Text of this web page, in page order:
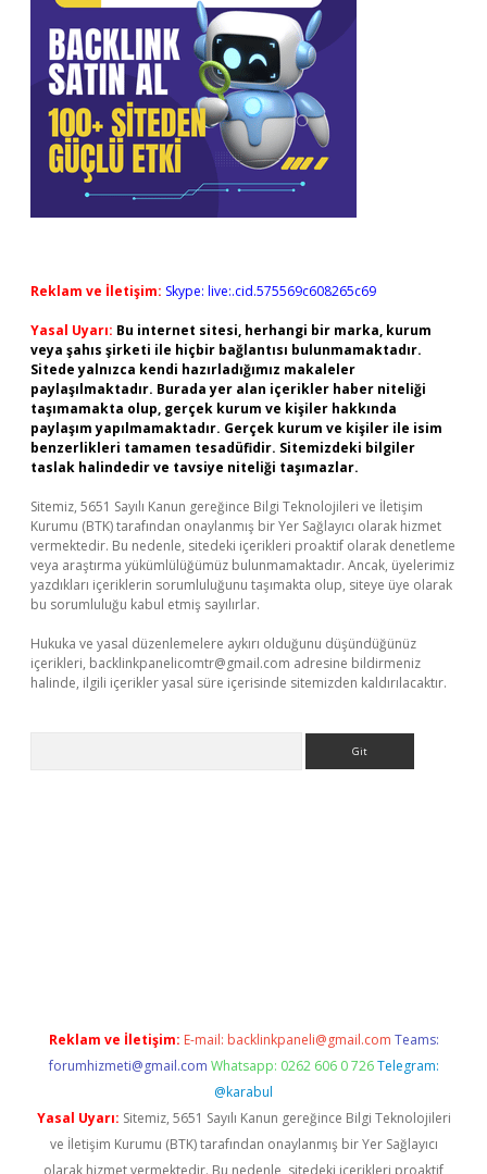
Reklam ve İletişim: Skype: live:.cid.575569c608265c69
Yasal Uyarı: Bu internet sitesi, herhangi bir marka, kurum
veya şahıs şirketi ile hiçbir bağlantısı bulunmamaktadır.
Sitede yalnızca kendi hazırladığımız makaleler
paylaşılmaktadır. Burada yer alan içerikler haber niteliği
taşımamakta olup, gerçek kurum ve kişiler hakkında
paylaşım yapılmamaktadır. Gerçek kurum ve kişiler ile isim
benzerlikleri tamamen tesadüfidir. Sitemizdeki bilgiler
taslak halindedir ve tavsiye niteliği taşımazlar.
Sitemiz, 5651 Sayılı Kanun gereğince Bilgi Teknolojileri ve İletişim
Kurumu (BTK) tarafından onaylanmış bir Yer Sağlayıcı olarak hizmet
vermektedir. Bu nedenle, sitedeki içerikleri proaktif olarak denetleme
veya araştırma yükümlülüğümüz bulunmamaktadır. Ancak, üyelerimiz
yazdıkları içeriklerin sorumluluğunu taşımakta olup, siteye üye olarak
bu sorumluluğu kabul etmiş sayılırlar.
Hukuka ve yasal düzenlemelere aykırı olduğunu düşündüğünüz
içerikleri, backlinkpanelicomtr@gmail.com adresine bildirmeniz
halinde, ilgili içerikler yasal süre içerisinde sitemizden kaldırılacaktır.
Reklam ve İletişim: E-mail: backlinkpaneli@gmail.com Teams:
forumhizmeti@gmail.com Whatsapp: 0262 606 0 726 Telegram:
@karabul
Yasal Uyarı: Sitemiz, 5651 Sayılı Kanun gereğince Bilgi Teknolojileri
ve İletişim Kurumu (BTK) tarafından onaylanmış bir Yer Sağlayıcı
olarak hizmet vermektedir. Bu nedenle, sitedeki içerikleri proaktif